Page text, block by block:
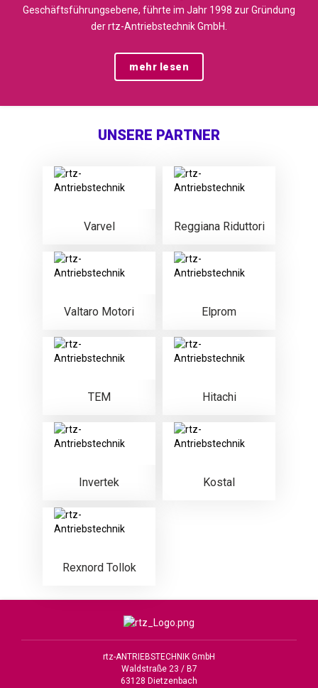
Geschäftsführungsebene, führte im Jahr 1998 zur Gründung
der rtz-Antriebstechnik GmbH.
mehr lesen
UNSERE PARTNER
Varvel Reggiana Riduttori
Valtaro Motori Elprom
TEM Hitachi
Invertek Kostal
Rexnord Tollok
rtz-ANTRIEBSTECHNIK GmbH
Waldstraße 23 / B7
63128 Dietzenbach